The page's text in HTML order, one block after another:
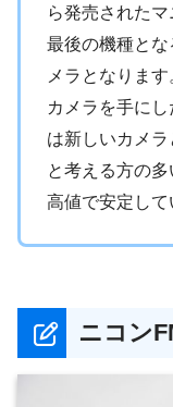
ら発売された
最後の機種と
メラとなりま
カメラを手に
は新しいカメ
と考える方の
高値で安定して
ニコン